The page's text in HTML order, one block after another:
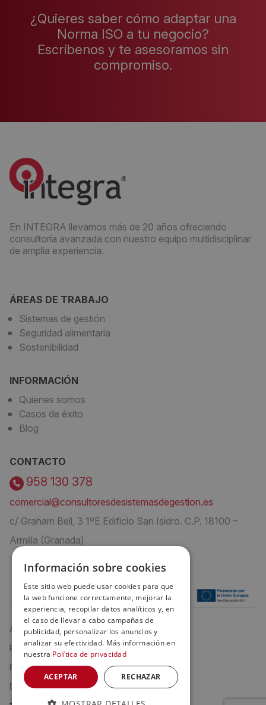
¿Quieres saber cómo adaptar una
Norma ISO a tu negocio?
Escríbenos y te asesoramos sin
compromiso.
En INTEGRA llevamos más de 20 años ofreciendo
consultoría avanzada con nuestro equipo multidisciplinar
de amplia experiencia.
ÁREAS DE TRABAJO
Sistemas de gestión
Seguridad alimentaria
Sostenibilidad
INFORMACIÓN
Quienes somos
Casos de éxito
Blog
CONTACTO
958 130 378
comercial@consultoresdesistemasdegestion.es
c/ Graham Bell, 3 1ºE Edificio San Isidro. C.P. 18100 –
Armilla (Granada)
Aviso Legal
Política de privacidad
Política de cookies
Declaración de Accesibilidad
Información sobre cookies
Este sitio web puede usar cookies para que
la web funcione correctamente, mejorar la
experiencia, recopilar datos analíticos y, en
el caso de llevar a cabo campañas de
publicidad, personalizar los anuncios y
analizar su efectividad. Más información en
nuestra Política de privacidad
ACEPTAR RECHAZAR